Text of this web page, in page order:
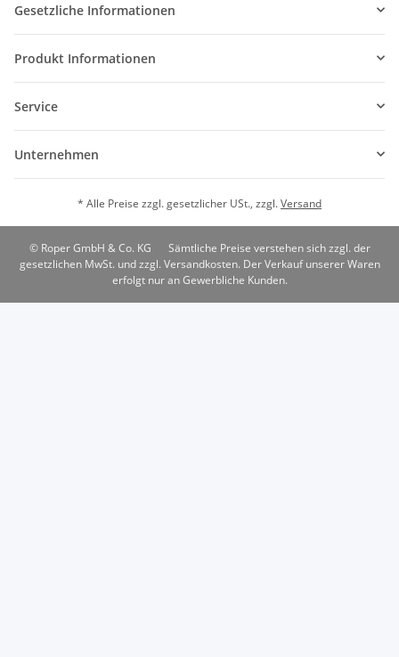
Gesetzliche Informationen
Produkt Informationen
Service
Unternehmen
* Alle Preise zzgl. gesetzlicher USt., zzgl.Versand
© Roper GmbH & Co. KG
Sämtliche Preise verstehen sich zzgl. der
gesetzlichen MwSt. und zzgl. Versandkosten. Der Verkauf unserer Waren
erfolgt nur an Gewerbliche Kunden.